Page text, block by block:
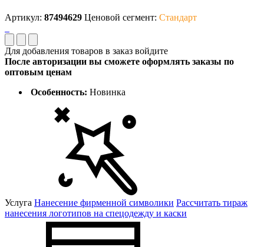
Артикул: 87494629 Ценовой сегмент: Стандарт
Для добавления товаров в заказ войдите
После авторизации вы сможете оформлять заказы по
оптовым ценам
Особенность: Новинка
Услуга Нанесение фирменной символики Рассчитать тираж
нанесения логотипов на спецодежду и каски